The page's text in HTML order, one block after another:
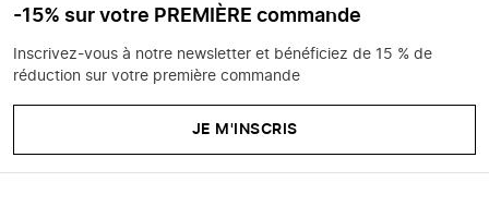
-15% sur votre PREMIÈRE commande
Inscrivez-vous à notre newsletter et bénéficiez de 15 % de
réduction sur votre première commande
JE M'INSCRIS